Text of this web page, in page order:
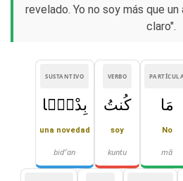
revelado. Yo no soy más que
claro".
PARTÍCULA
مَا
No
mā
VERBO
كُنتُ
soy
kuntu
SUSTANTIVO
بِدْعًۭا
una novedad
bid'ʿan